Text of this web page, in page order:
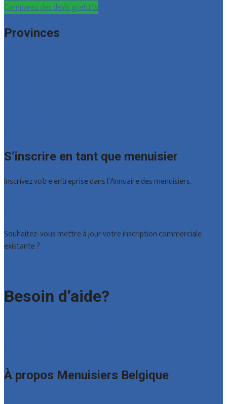
Comparez des devis gratuits
Provinces
S’inscrire en tant que menuisier
Inscrivez votre entreprise dans l’Annuaire des menuisiers.
Souhaitez-vous mettre à jour votre inscription commerciale
existante ?
Besoin d’aide?
À propos Menuisiers Belgique